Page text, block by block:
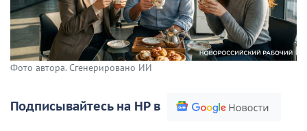
Фото автора. Сгенерировано ИИ
Подписывайтесь на НР в